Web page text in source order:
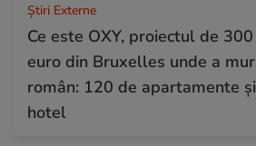
Știri Externe
Ce este OXY, proiectul de
euro din Bruxelles unde a
român: 120 de apartamente
hotel